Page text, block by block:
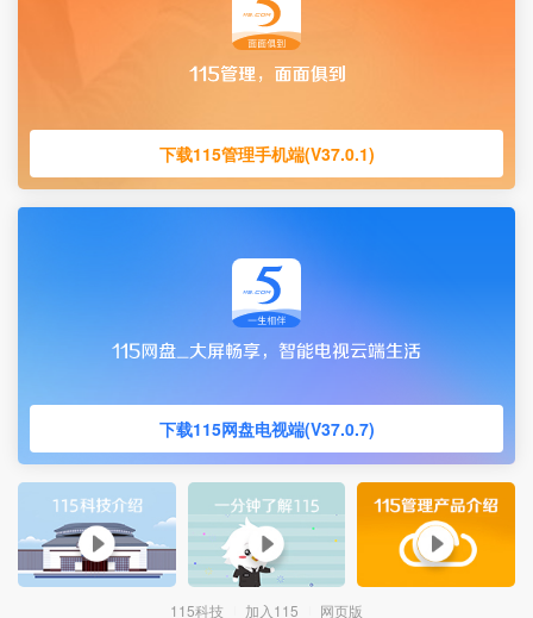
下载115管理手机端(V37.0.1)
下载115网盘电视端(V37.0.7)
115科技 加入115 网页版